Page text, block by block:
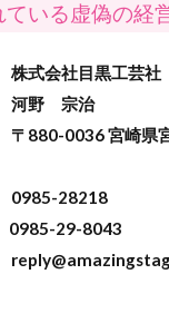
ている虚偽の経
株式会社目黒工芸社
河野 宗治
〒880-0036 宮崎県
0985-28218
0985-29-8043